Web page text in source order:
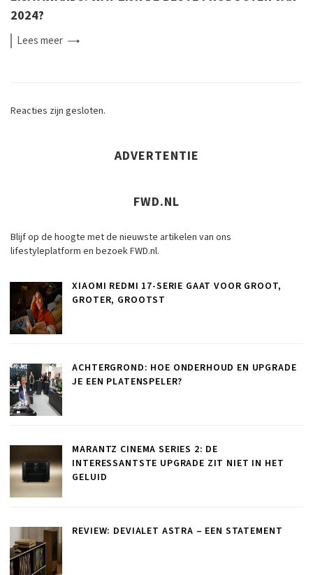
2024?
Leesmeer
Reacties zijn gesloten.
ADVERTENTIE
FWD.NL
Blijf op de hoogte met de nieuwste artikelen van ons
lifestyleplatform en bezoek FWD.nl.
XIAOMI REDMI 17-SERIE GAAT VOOR GROOT,
GROTER, GROOTST
ACHTERGROND: HOE ONDERHOUD EN UPGRADE
JE EEN PLATENSPELER?
MARANTZ CINEMA SERIES 2: DE
INTERESSANTSTE UPGRADE ZIT NIET IN HET
GELUID
REVIEW: DEVIALET ASTRA – EEN STATEMENT